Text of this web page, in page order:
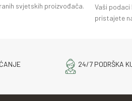
svjetskih proizvođača.
Vaši
pristajete
24/7 PODRŠKA